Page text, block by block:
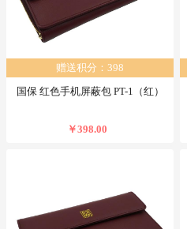
赠送积分：398
国保 红色手机屏蔽包 PT-1（红）
￥398.00